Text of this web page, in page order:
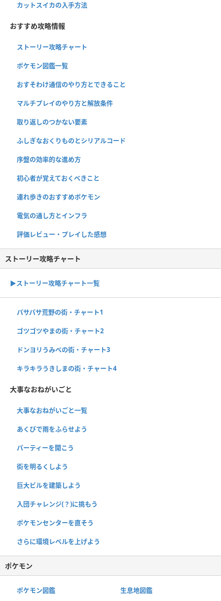
カットスイカの入手方法
おすすめ攻略情報
ストーリー攻略チャート
ポケモン図鑑一覧
おすそわけ通信のやり方とできること
マルチプレイのやり方と解放条件
取り返しのつかない要素
ふしぎなおくりものとシリアルコード
序盤の効率的な進め方
初心者が覚えておくべきこと
連れ歩きのおすすめポケモン
電気の通し方とインフラ
評価レビュー・プレイした感想
ストーリー攻略チャート
▶ストーリー攻略チャート一覧
パサパサ荒野の街・チャート1
ゴツゴツやまの街・チャート2
ドンヨリうみべの街・チャート3
キラキラうきしまの街・チャート4
大事なおねがいごと
大事なおねがいごと一覧
あくびで雨をふらせよう
パーティーを開こう
街を明るくしよう
巨大ビルを建築しよう
入団チャレンジ(？)に挑もう
ポケモンセンターを直そう
さらに環境レベルを上げよう
ポケモン
ポケモン図鑑 生息地図鑑